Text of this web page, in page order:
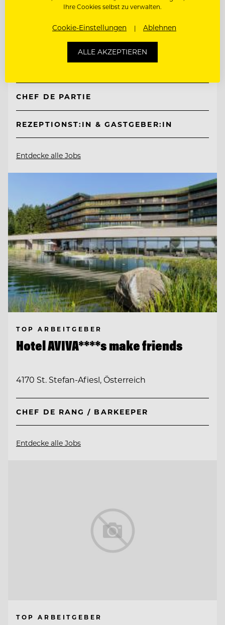
Mountain Resort Feuerberg
9551 Bodensdorf, Ossiacher See, Österreich
CHEF DE PARTIE
REZEPTIONST:IN & GASTGEBER:IN
Entdecke alle Jobs
TOP ARBEITGEBER
Hotel AVIVA****s make friends
4170 St. Stefan-Afiesl, Österreich
CHEF DE RANG / BARKEEPER
Entdecke alle Jobs
TOP ARBEITGEBER
Ihre Cookies selbst zu verwalten.
Cookie-Einstellungen Ablehnen
ALLE AKZEPTIEREN